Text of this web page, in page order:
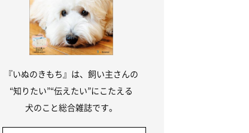
『いぬのきもち』は、飼い主さんの
“知りたい”“伝えたい”にこたえる
犬のこと総合雑誌です。